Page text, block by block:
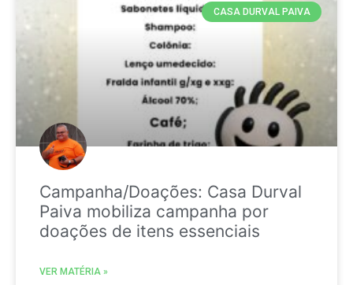
CASA DURVAL PAIVA
Campanha/Doações: Casa Durval
Paiva mobiliza campanha por
doações de itens essenciais
VER MATÉRIA »